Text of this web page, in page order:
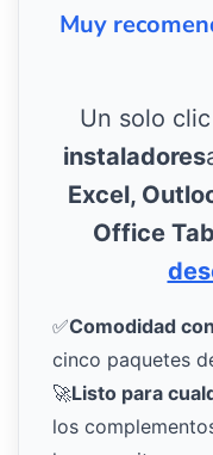
Muy
Un solo
instaladores
Excel,
Office
✅Comodidad
cinco paquetes
🚀Listo para
los